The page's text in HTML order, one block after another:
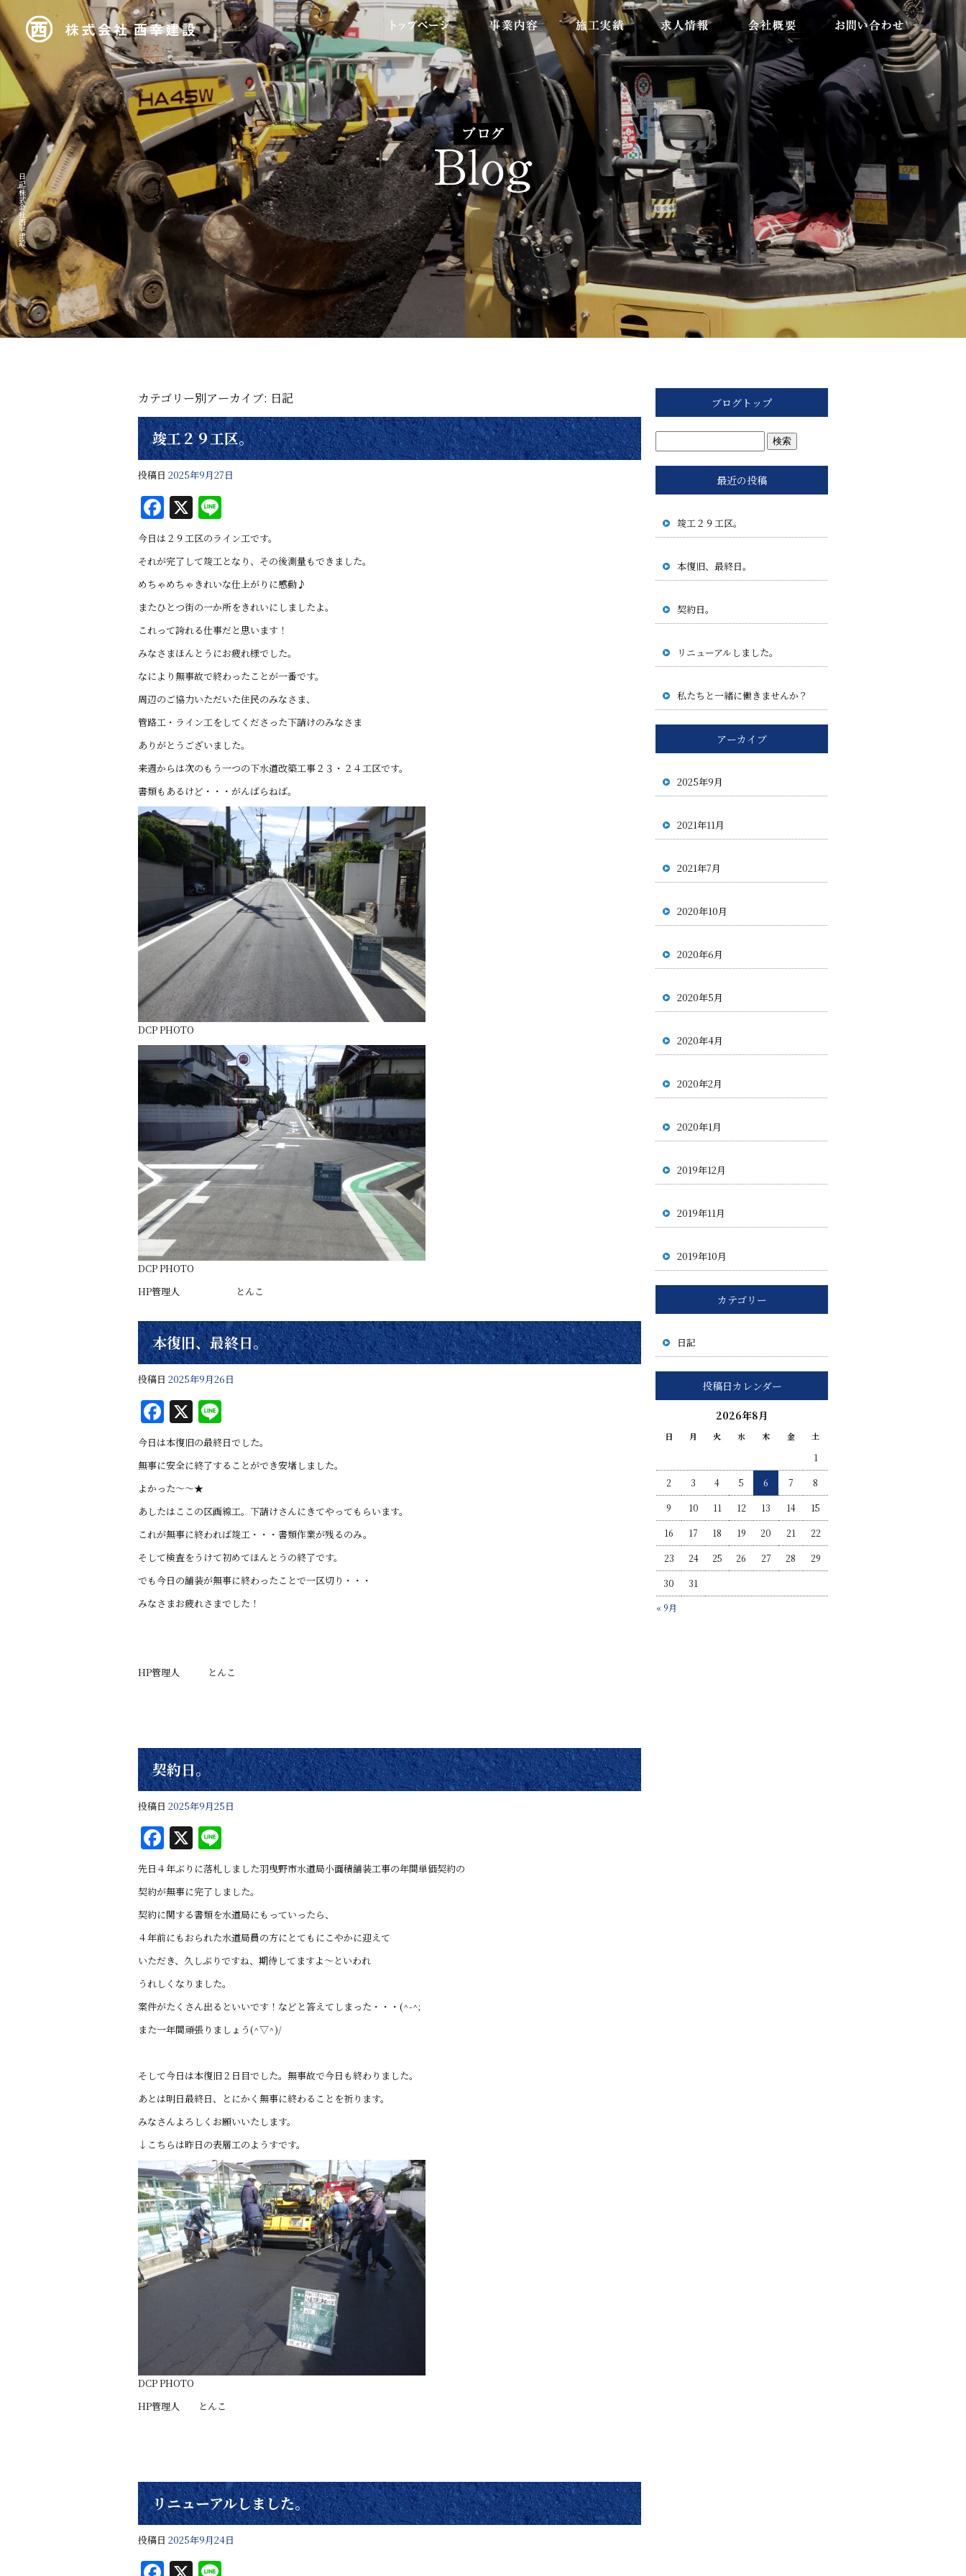
日記|株式会社西幸建設
カテゴリー別アーカイブ: 日記
竣工２９工区。
投稿日 2025年9月27日
F
a
c
e
b
o
o
k
X
n
e
今日は２９工区のライン工です。
それが完了して竣工となり、その後測量もできました。
めちゃめちゃきれいな仕上がりに感動♪
またひとつ街の一か所をきれいにしましたよ。
これって誇れる仕事だと思います！
みなさまほんとうにお疲れ様でした。
なにより無事故で終わったことが一番です。
周辺のご協力いただいた住民のみなさま、
管路工・ライン工をしてくださった下請けのみなさま
ありがとうございました。
来週からは次のもう一つの下水道改築工事２３・２４工区です。
書類もあるけど・・・がんばらねば。
DCP PHOTO
DCP PHOTO
HP管理人 とんこ
本復旧、最終日。
投稿日 2025年9月26日
F
a
c
e
b
o
o
k
X
n
e
今日は本復旧の最終日でした。
無事に安全に終了することができ安堵しました。
よかった～～★
あしたはここの区画線工。下請けさんにきてやってもらいます。
これが無事に終われば竣工・・・書類作業が残るのみ。
そして検査をうけて初めてほんとうの終了です。
でも今日の舗装が無事に終わったことで一区切り・・・
みなさまお疲れさまでした！
HP管理人 とんこ
契約日。
投稿日 2025年9月25日
F
a
c
e
b
o
o
k
X
n
e
先日４年ぶりに落札しました羽曳野市水道局小面積舗装工事の年間単価契約の
契約が無事に完了しました。
契約に関する書類を水道局にもっていったら、
４年前にもおられた水道局員の方にとてもにこやかに迎えて
いただき、久しぶりですね、期待してますよ～といわれ
うれしくなりました。
案件がたくさん出るといいです！などと答えてしまった・・・(^-^;
また一年間頑張りましょう(^▽^)/
そして今日は本復旧２日目でした。無事故で今日も終わりました。
あとは明日最終日、とにかく無事に終わることを祈ります。
みなさんよろしくお願いいたします。
↓こちらは昨日の表層工のようすです。
DCP PHOTO
HP管理人 とんこ
リニューアルしました。
投稿日 2025年9月24日
ブログトップ
最近の投稿
竣工２９工区。
本復旧、最終日。
契約日。
リニューアルしました。
私たちと一緒に働きませんか？
アーカイブ
2025年9月
2021年11月
2021年7月
2020年10月
2020年6月
2020年5月
2020年4月
2020年2月
2020年1月
2019年12月
2019年11月
2019年10月
カテゴリー
日記
投稿日カレンダー
2026年8月
日 月 火 水 木 金 土
« 9月
1
2 3 4 5 6 7 8
9 10 11 12 13 14 15
16 17 18 19 20 21 22
23 24 25 26 27 28 29
30 31